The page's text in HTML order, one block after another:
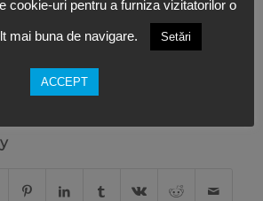
,Loc de munca
spatiu de birouri
cookie-uri pentru a furniza vizitatorilor o
mai buna de navigare. Setări
ACCEPT